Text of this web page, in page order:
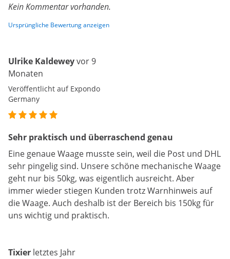
Kein Kommentar vorhanden.
Ursprüngliche Bewertung anzeigen
Ulrike Kaldeweyvor 9
Monaten
Veröffentlicht auf Expondo
Germany
Sehr praktisch und überraschend genau
Eine genaue Waage musste sein, weil die Post und DHL
sehr pingelig sind. Unsere schöne mechanische Waage
geht nur bis 50kg, was eigentlich ausreicht. Aber
immer wieder stiegen Kunden trotz Warnhinweis auf
die Waage. Auch deshalb ist der Bereich bis 150kg für
uns wichtig und praktisch.
Tixier letztes Jahr